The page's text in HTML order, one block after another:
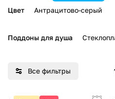
Цвет Антрацитово-серый
Поддоны для душа
Все фильтры